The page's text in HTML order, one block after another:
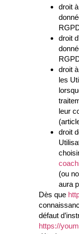
droit
droit
droit
les
leur
droit
(ou
aura
Dès que
défaut
https://